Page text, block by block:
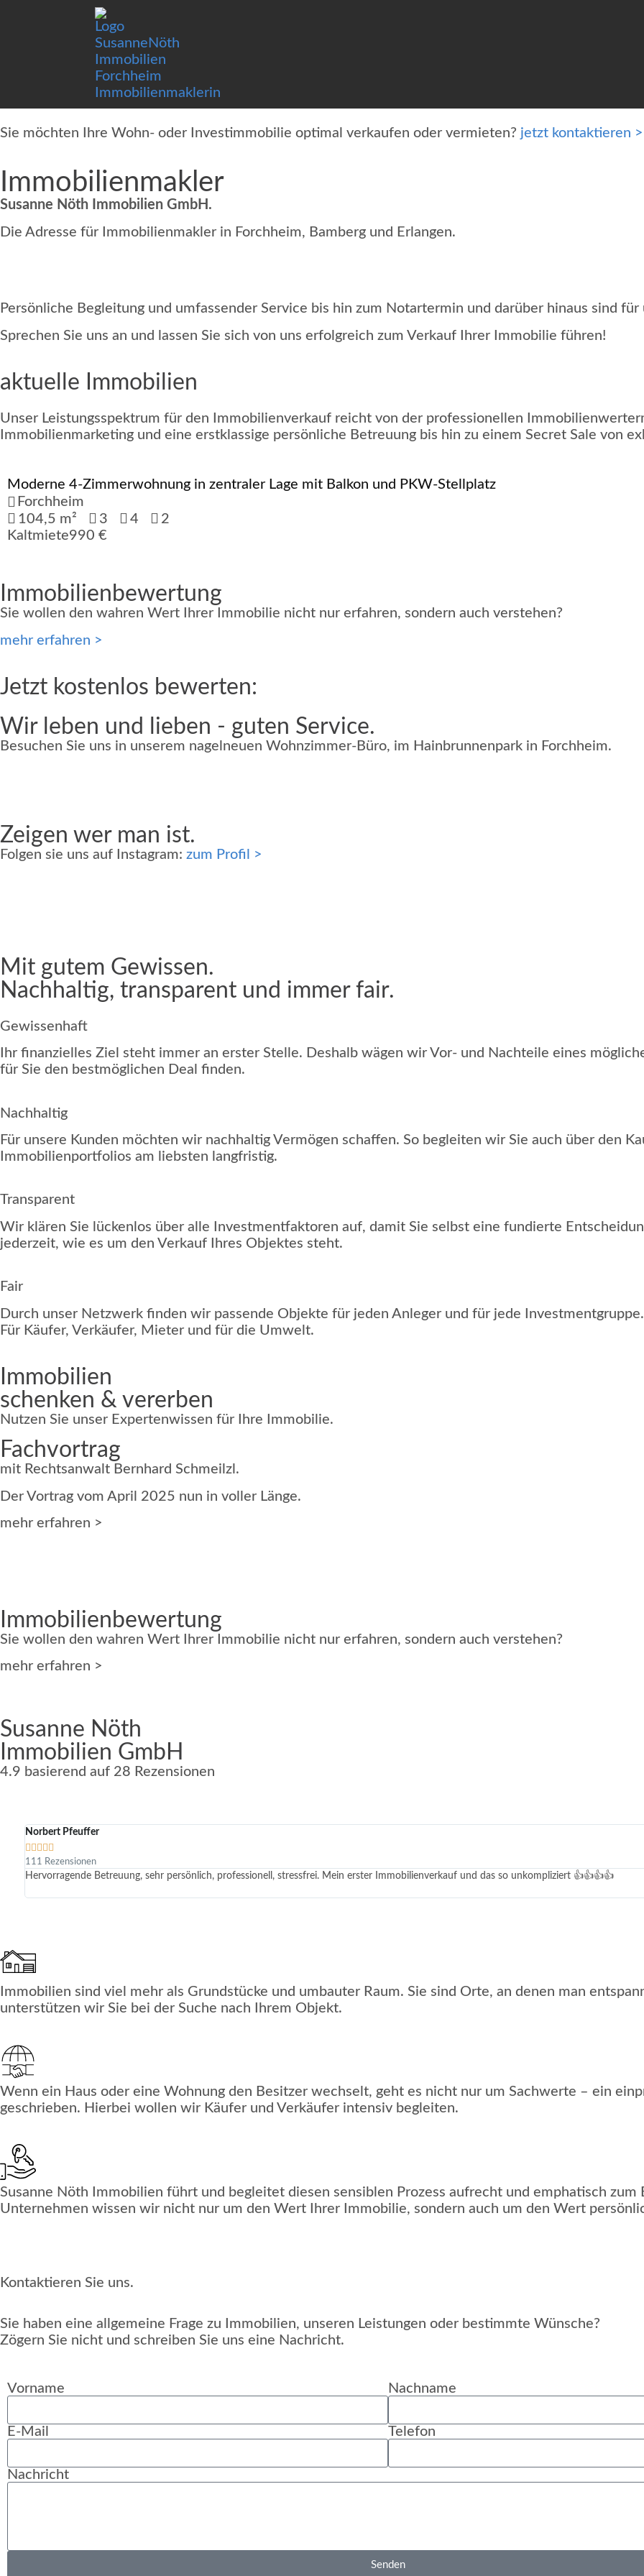
Sie möchten Ihre Wohn- oder Investimmobilie optimal verkaufen oder vermieten? jetzt kontaktieren >
Immobilienmakler
Susanne Nöth Immobilien GmbH.
Die Adresse für Immobilienmakler in Forchheim, Bamberg und Erlangen.
Persönliche Begleitung und umfassender Service bis hin zum Notartermin und darüber hinaus sind
Sprechen Sie uns an und lassen Sie sich von uns erfolgreich zum Verkauf Ihrer Immobilie führen!
aktuelle Immobilien
Unser Leistungsspektrum für den Immobilienverkauf reicht von der professionellen
Immobilienmarketing und eine erstklassige persönliche Betreuung bis hin zu einem Secret Sale von
Moderne 4-Zimmerwohnung in zentraler Lage mit Balkon und PKW-Stellplatz
Forchheim
104,5 m²
3 4
2
Kaltmiete990 €
Immobilienbewertung
Sie wollen den wahren Wert Ihrer Immobilie nicht nur erfahren, sondern auch verstehen?
mehr erfahren >
Jetzt kostenlos bewerten:
Wir leben und lieben - guten Service.
Besuchen Sie uns in unserem nagelneuen Wohnzimmer-Büro, im Hainbrunnenpark in Forchheim.
Zeigen wer man ist.
Folgen sie uns auf Instagram: zum Profil >
Mit gutem Gewissen.
Nachhaltig, transparent und immer fair.
Gewissenhaft
Ihr finanzielles Ziel steht immer an erster Stelle. Deshalb wägen wir Vor- und Nachteile eines
für Sie den bestmöglichen Deal finden.
Nachhaltig
Für unsere Kunden möchten wir nachhaltig Vermögen schaffen. So begleiten wir Sie auch über den
Immobilienportfolios am liebsten langfristig.
Transparent
Wir klären Sie lückenlos über alle Investmentfaktoren auf, damit Sie selbst eine fundierte
jederzeit, wie es um den Verkauf Ihres Objektes steht.
Fair
Durch unser Netzwerk finden wir passende Objekte für jeden Anleger und für jede
Für Käufer, Verkäufer, Mieter und für die Umwelt.
Immobilien
schenken & vererben
Nutzen Sie unser Expertenwissen für Ihre Immobilie.
Fachvortrag
mit Rechtsanwalt Bernhard Schmeilzl.
Der Vortrag vom April 2025 nun in voller Länge.
mehr erfahren >
Immobilienbewertung
Sie wollen den wahren Wert Ihrer Immobilie nicht nur erfahren, sondern auch verstehen?
mehr erfahren >
Digitales Homestaging
Susanne Nöth
Immobilien GmbH
4.9 basierend auf 28 Rezensionen
Norbert Pfeuffer
    
111 Rezensionen
Hervorragende Betreuung, sehr persönlich, professionell, stressfrei. Mein erster Immobilienverkauf und das so unkompliziert 👍👍👍👍
Immobilien sind viel mehr als Grundstücke und umbauter Raum. Sie sind Orte, an denen man
unterstützen wir Sie bei der Suche nach Ihrem Objekt.
Wenn ein Haus oder eine Wohnung den Besitzer wechselt, geht es nicht nur um Sachwerte – ein
geschrieben. Hierbei wollen wir Käufer und Verkäufer intensiv begleiten.
Susanne Nöth Immobilien führt und begleitet diesen sensiblen Prozess aufrecht und emphatisch zum
Unternehmen wissen wir nicht nur um den Wert Ihrer Immobilie, sondern auch um den Wert
Kontaktieren Sie uns.
Sie haben eine allgemeine Frage zu Immobilien, unseren Leistungen oder bestimmte Wünsche?
Zögern Sie nicht und schreiben Sie uns eine Nachricht.
Vorname Nachname
E-Mail Telefon
Nachricht
Senden